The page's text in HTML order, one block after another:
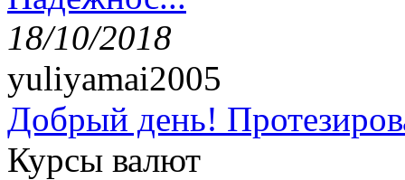
18/10/2018
yuliyamai2005
Добрый день!
Курсы валют